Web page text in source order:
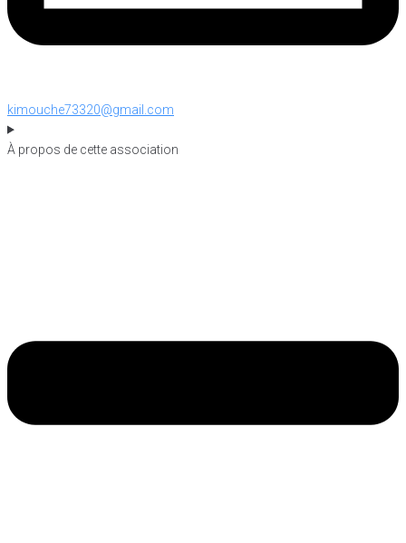
kimouche73320@gmail.com
À propos de cette association